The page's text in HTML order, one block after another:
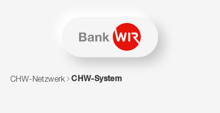
Zum Navigieren dieser Seite wird JavaScript benötigt.
CHW-Netzwerk CHW-System